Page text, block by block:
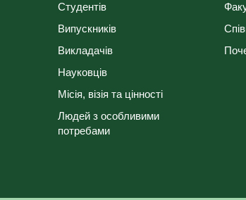
Студентів
Випускників
Викладачів
Науковців
Місія, візія та цінності
Людей з особливими
потребами